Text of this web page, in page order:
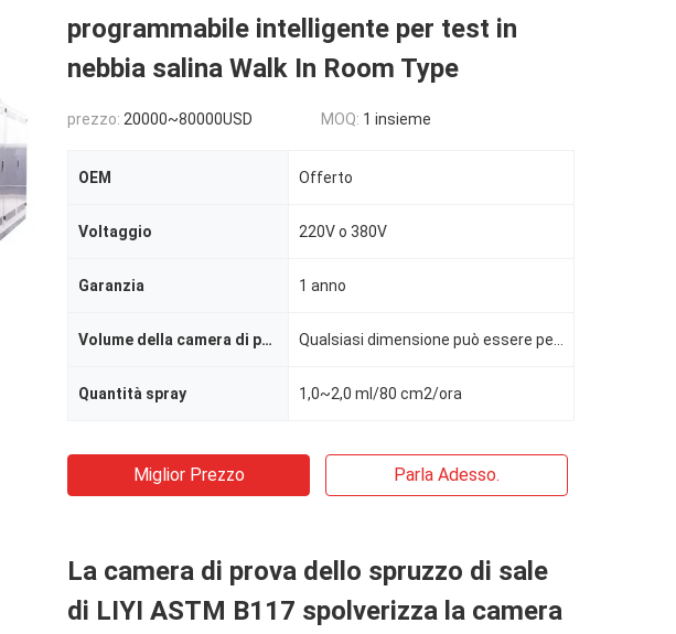
programmabile intelligente per test in
nebbia salina Walk In Room Type
prezzo: 20000~80000USD MOQ: 1 insieme
OEM Offerto
Voltaggio 220V o 380V
Garanzia 1 anno
Volume della camera di prova
Quantità spray 1,0~2,0 ml/80 cm2/ora
Miglior Prezzo Parla Adesso.
La camera di prova dello spruzzo di sale
di LIYI ASTM B117 spolverizza la camera